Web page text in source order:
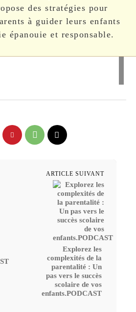
des stratégies pour
à guider leurs enfants
épanouie et responsable.
ARTICLE SUIVANT
Explorez les
complexités de la
parentalité : Un
pas vers le succès
scolaire de vos
enfants.PODCAST